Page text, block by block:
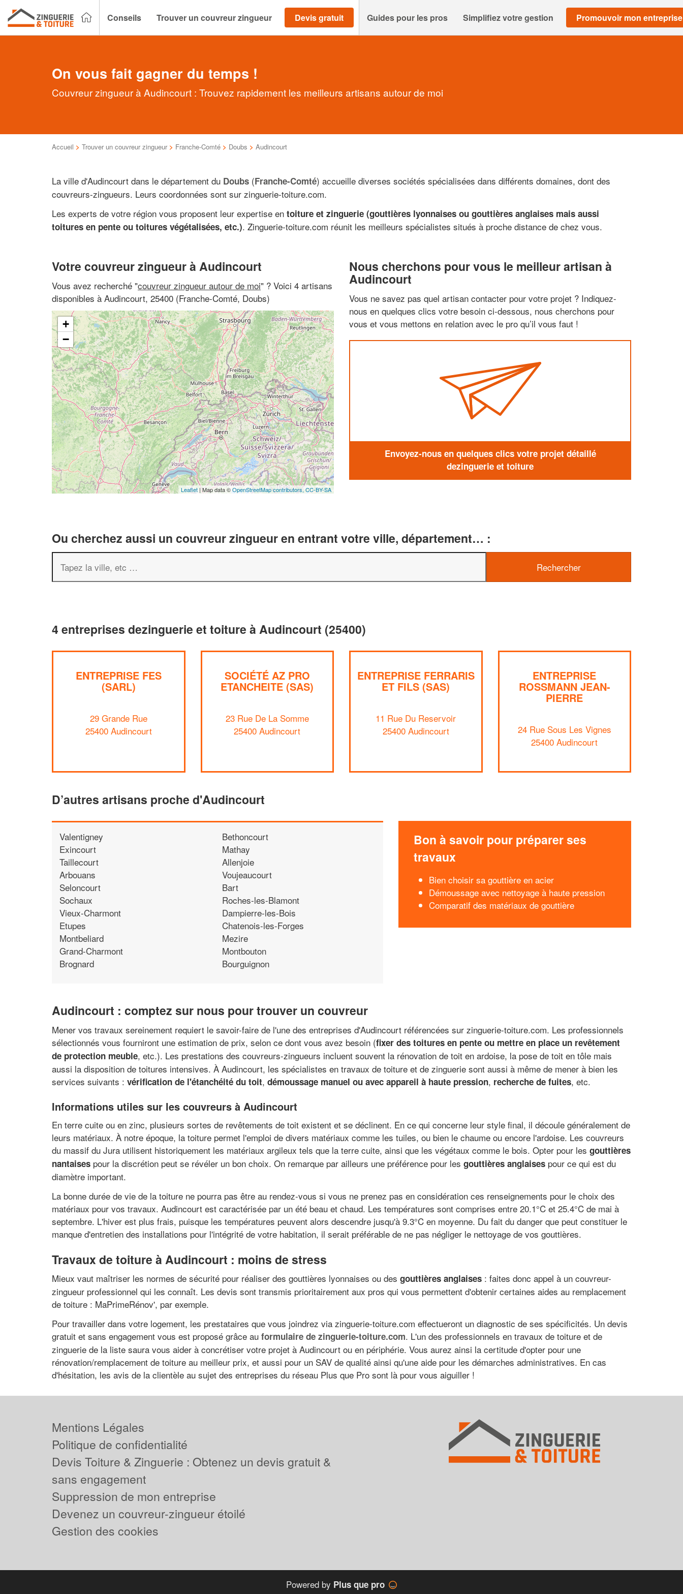
Conseils Trouver un couvreur zingueur Devis gratuit Guides pour les pros Simplifiez votre gestion Promouvoir mon entreprise
On vous fait gagner du temps !
Couvreur zingueur à Audincourt : Trouvez rapidement les meilleurs artisans autour de moi
Accueil > Trouver un couvreur zingueur > Franche-Comté > Doubs > Audincourt
La ville d'Audincourt dans le département du Doubs (Franche-Comté) accueille diverses sociétés spécialisées dans différents domaines, dont des
couvreurs-zingueurs. Leurs coordonnées sont sur zinguerie-toiture.com.
Les experts de votre région vous proposent leur expertise en toiture et zinguerie (gouttières lyonnaises ou gouttières anglaises mais aussi
toitures en pente ou toitures végétalisées, etc.). Zinguerie-toiture.com réunit les meilleurs spécialistes situés à proche distance de chez vous.
Votre couvreur zingueur à Audincourt
Vous avez recherché "couvreur zingueur autour de moi" ? Voici 4 artisans
disponibles à Audincourt, 25400 (Franche-Comté, Doubs)
+
−
Leaflet | Map data ©OpenStreetMap contributors, CC-BY-SA
Nous cherchons pour vous le meilleur artisan à
Audincourt
Vous ne savez pas quel artisan contacter pour votre projet ? Indiquez-
nous en quelques clics votre besoin ci-dessous, nous cherchons pour
vous et vous mettons en relation avec le pro qu’il vous faut !
Envoyez-nous en quelques clics votre projet détaillé
dezinguerie et toiture
Ou cherchez aussi un couvreur zingueur en entrant votre ville, département… :
4 entreprises dezinguerie et toiture à Audincourt (25400)
ENTREPRISE FES
(SARL)
29 Grande Rue
25400 Audincourt
SOCIÉTÉ AZ PRO
ETANCHEITE (SAS)
23 Rue De La Somme
25400 Audincourt
ENTREPRISE FERRARIS
ET FILS (SAS)
11 Rue Du Reservoir
25400 Audincourt
ENTREPRISE
ROSSMANN JEAN-
PIERRE
24 Rue Sous Les Vignes
25400 Audincourt
D’autres artisans proche d'Audincourt
Valentigney
Exincourt
Taillecourt
Arbouans
Seloncourt
Sochaux
Vieux-Charmont
Etupes
Montbeliard
Grand-Charmont
Brognard
Bethoncourt
Mathay
Allenjoie
Voujeaucourt
Bart
Roches-les-Blamont
Dampierre-les-Bois
Chatenois-les-Forges
Mezire
Montbouton
Bourguignon
Bon à savoir pour préparer ses
travaux
Bien choisir sa gouttière en acier
Démoussage avec nettoyage à haute pression
Comparatif des matériaux de gouttière
Audincourt : comptez sur nous pour trouver un couvreur
Mener vos travaux sereinement requiert le savoir-faire de l'une des entreprises d'Audincourt référencées sur zinguerie-toiture.com. Les professionnels
sélectionnés vous fourniront une estimation de prix, selon ce dont vous avez besoin (fixer des toitures en pente ou mettre en place un revêtement
de protection meuble, etc.). Les prestations des couvreurs-zingueurs incluent souvent la rénovation de toit en ardoise, la pose de toit en tôle mais
aussi la disposition de toitures intensives. À Audincourt, les spécialistes en travaux de toiture et de zinguerie sont aussi à même de mener à bien les
services suivants : vérification de l'étanchéité du toit, démoussage manuel ou avec appareil à haute pression, recherche de fuites, etc.
Informations utiles sur les couvreurs à Audincourt
En terre cuite ou en zinc, plusieurs sortes de revêtements de toit existent et se déclinent. En ce qui concerne leur style final, il découle généralement de
leurs matériaux. À notre époque, la toiture permet l'emploi de divers matériaux comme les tuiles, ou bien le chaume ou encore l'ardoise. Les couvreurs
du massif du Jura utilisent historiquement les matériaux argileux tels que la terre cuite, ainsi que les végétaux comme le bois. Opter pour les gouttières
nantaises pour la discrétion peut se révéler un bon choix. On remarque par ailleurs une préférence pour les gouttières anglaises pour ce qui est du
diamètre important.
La bonne durée de vie de la toiture ne pourra pas être au rendez-vous si vous ne prenez pas en considération ces renseignements pour le choix des
matériaux pour vos travaux. Audincourt est caractérisée par un été beau et chaud. Les températures sont comprises entre 20.1°C et 25.4°C de mai à
septembre. L'hiver est plus frais, puisque les températures peuvent alors descendre jusqu'à 9.3°C en moyenne. Du fait du danger que peut constituer le
manque d'entretien des installations pour l'intégrité de votre habitation, il serait préférable de ne pas négliger le nettoyage de vos gouttières.
Travaux de toiture à Audincourt : moins de stress
Mieux vaut maîtriser les normes de sécurité pour réaliser des gouttières lyonnaises ou des gouttières anglaises : faites donc appel à un couvreur-
zingueur professionnel qui les connaît. Les devis sont transmis prioritairement aux pros qui vous permettent d'obtenir certaines aides au remplacement
de toiture : MaPrimeRénov', par exemple.
Pour travailler dans votre logement, les prestataires que vous joindrez via zinguerie-toiture.com effectueront un diagnostic de ses spécificités. Un devis
gratuit et sans engagement vous est proposé grâce au formulaire de zinguerie-toiture.com. L'un des professionnels en travaux de toiture et de
zinguerie de la liste saura vous aider à concrétiser votre projet à Audincourt ou en périphérie. Vous aurez ainsi la certitude d'opter pour une
rénovation/remplacement de toiture au meilleur prix, et aussi pour un SAV de qualité ainsi qu'une aide pour les démarches administratives. En cas
d'hésitation, les avis de la clientèle au sujet des entreprises du réseau Plus que Pro sont là pour vous aiguiller !
professionnel ?
nouveaux clients!
En savoir plus
Mentions Légales
Politique de confidentialité
Devis Toiture & Zinguerie : Obtenez un devis gratuit &
sans engagement
Suppression de mon entreprise
Devenez un couvreur-zingueur étoilé
Gestion des cookies
Powered by Plus que pro